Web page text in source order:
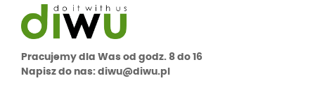
Pracujemy dla Was od godz. 8 do 16
Napisz do nas: diwu@diwu.pl